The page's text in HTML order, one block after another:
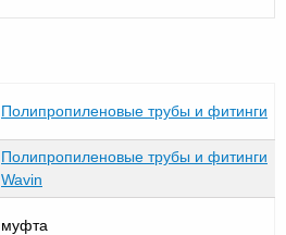
Полипропиленовые трубы и фитинги
Полипропиленовые трубы и фитинги
Wavin
муфта